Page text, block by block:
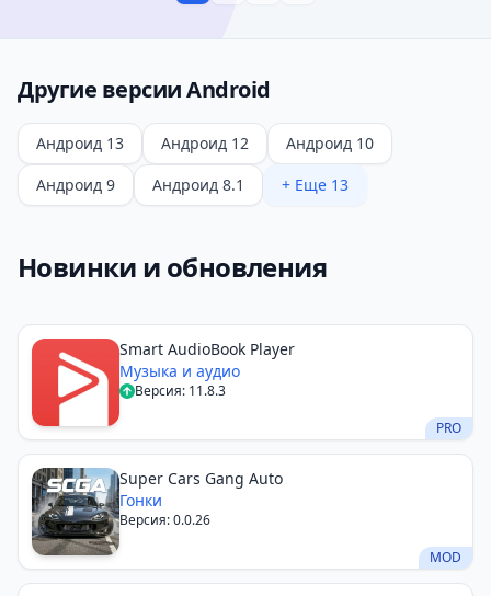
Другие версии Android
Андроид 13 Андроид 12
Андроид 10
Андроид 9
Андроид 8.1 + Еще 13
Новинки и обновления
Smart AudioBook Player
Музыка и аудио
Версия: 11.8.3
PRO
Super Cars Gang Auto
Гонки
Версия: 0.0.26
MOD